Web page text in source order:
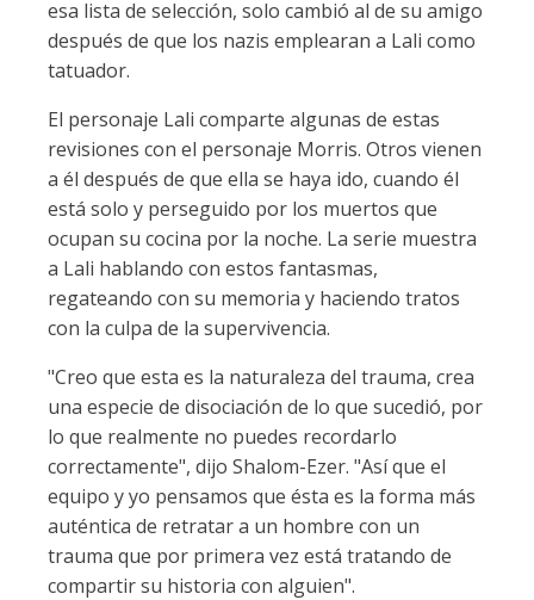
esa lista de selección, solo cambió al de su amigo
después de que los nazis emplearan a Lali como
tatuador.
El personaje Lali comparte algunas de estas
revisiones con el personaje Morris. Otros vienen
a él después de que ella se haya ido, cuando él
está solo y perseguido por los muertos que
ocupan su cocina por la noche. La serie muestra
a Lali hablando con estos fantasmas,
regateando con su memoria y haciendo tratos
con la culpa de la supervivencia.
"Creo que esta es la naturaleza del trauma, crea
una especie de disociación de lo que sucedió, por
lo que realmente no puedes recordarlo
correctamente", dijo Shalom-Ezer. "Así que el
equipo y yo pensamos que ésta es la forma más
auténtica de retratar a un hombre con un
trauma que por primera vez está tratando de
compartir su historia con alguien".